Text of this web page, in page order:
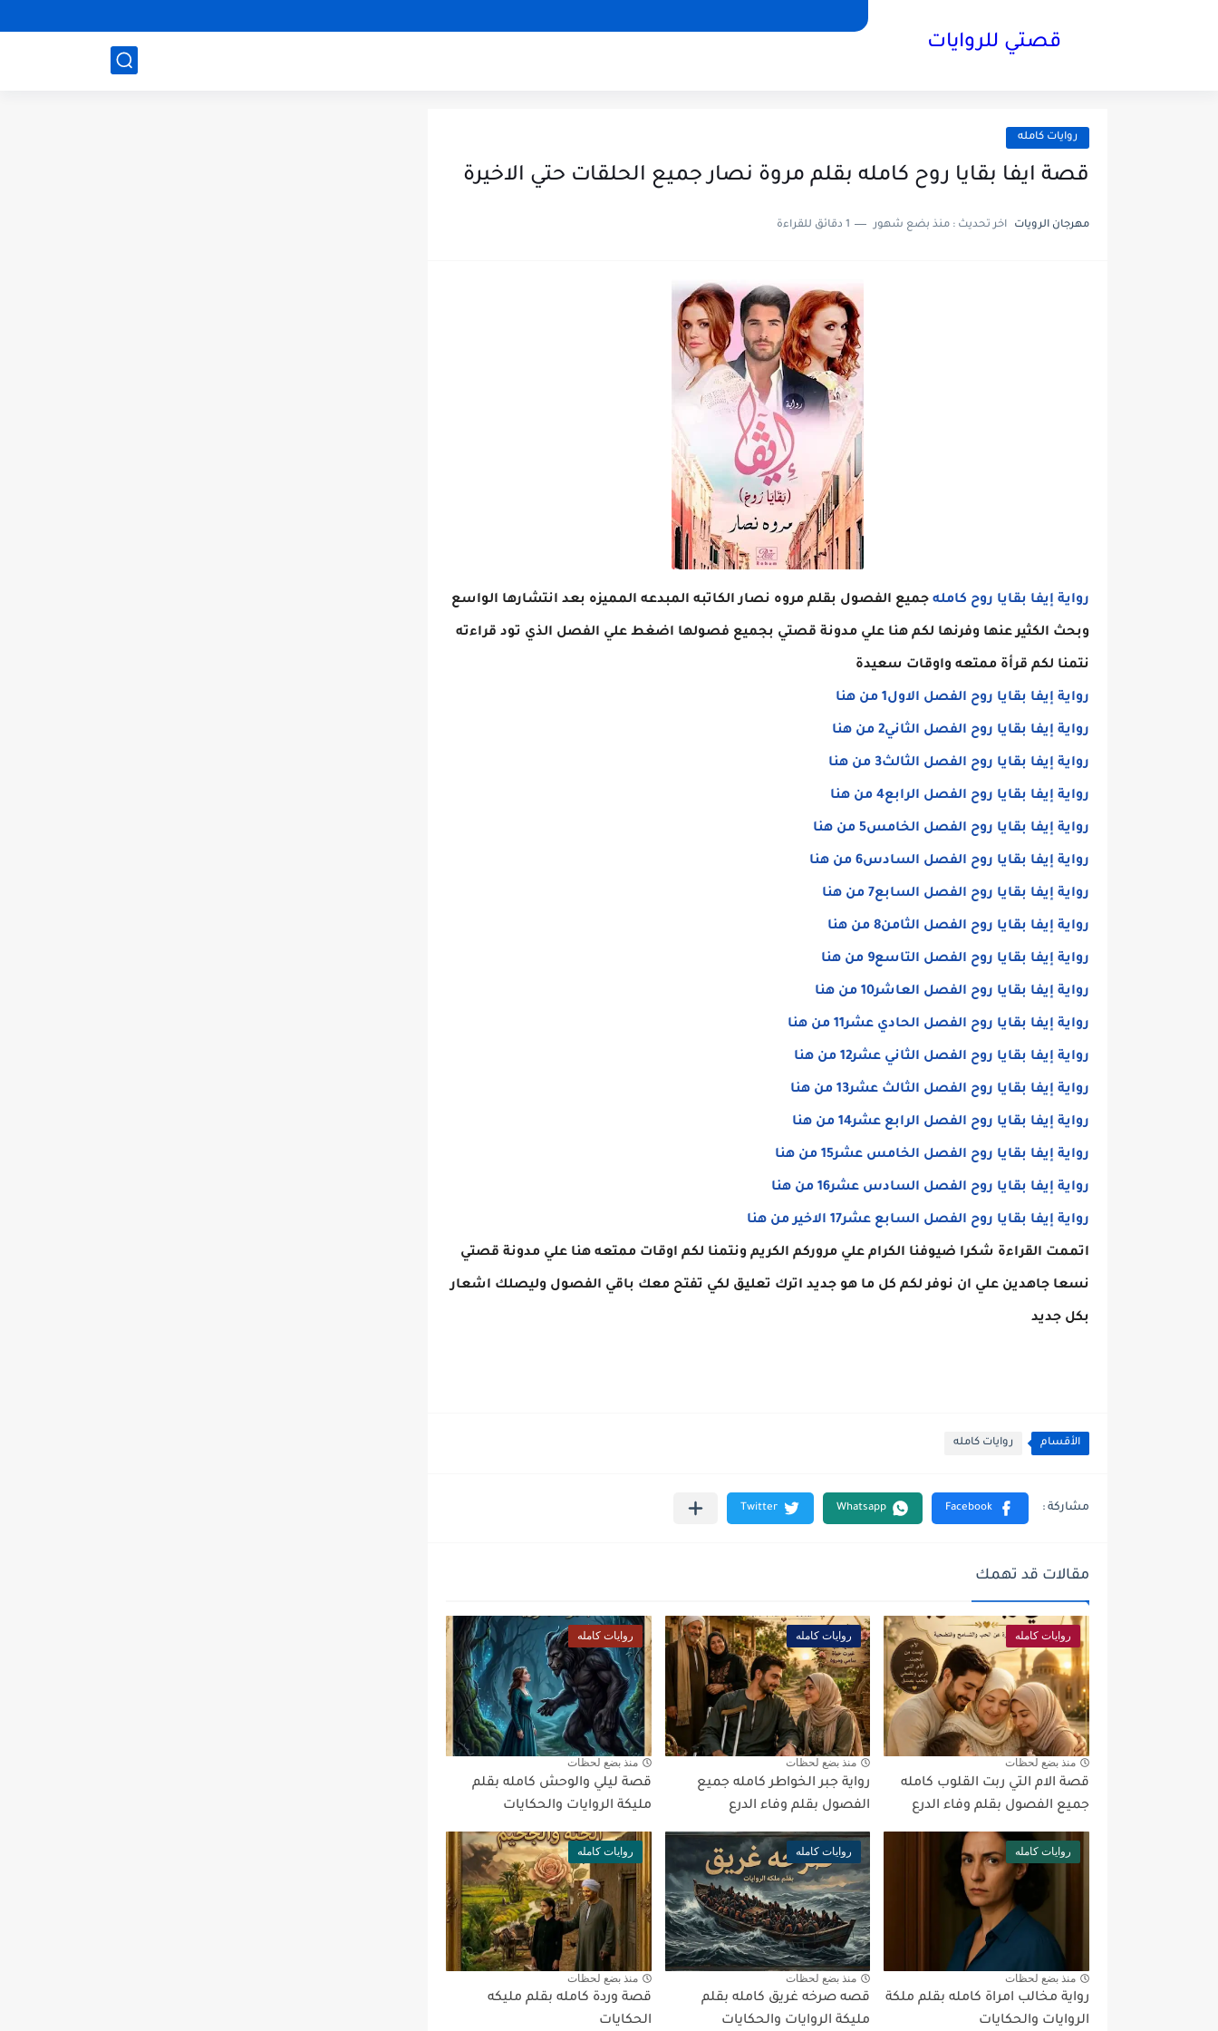
قصتي للروايات
روايات كامله
قصة ايفا بقايا روح كامله بقلم مروة نصار جميع الحلقات حتي الاخيرة
مهرجان الرويات اخر تحديث : منذ بضع شهور 1 دقائق للقراءة
رواية إيفا بقايا روح كامله جميع الفصول بقلم مروه نصار الكاتبه المبدعه المميزه بعد انتشارها الواسع
وبحث الكثير عنها وفرنها لكم هنا علي مدونة قصتي بجميع فصولها اضغط علي الفصل الذي تود قراءته
نتمنا لكم قرأة ممتعه واوقات سعيدة
رواية إيفا بقايا روح الفصل الاول1 من هنا
رواية إيفا بقايا روح الفصل الثاني2 من هنا
رواية إيفا بقايا روح الفصل الثالث3 من هنا
رواية إيفا بقايا روح الفصل الرابع4 من هنا
رواية إيفا بقايا روح الفصل الخامس5 من هنا
رواية إيفا بقايا روح الفصل السادس6 من هنا
رواية إيفا بقايا روح الفصل السابع7 من هنا
رواية إيفا بقايا روح الفصل الثامن8 من هنا
رواية إيفا بقايا روح الفصل التاسع9 من هنا
رواية إيفا بقايا روح الفصل العاشر10 من هنا
رواية إيفا بقايا روح الفصل الحادي عشر11 من هنا
رواية إيفا بقايا روح الفصل الثاني عشر12 من هنا
رواية إيفا بقايا روح الفصل الثالث عشر13 من هنا
رواية إيفا بقايا روح الفصل الرابع عشر14 من هنا
رواية إيفا بقايا روح الفصل الخامس عشر15 من هنا
رواية إيفا بقايا روح الفصل السادس عشر16 من هنا
رواية إيفا بقايا روح الفصل السابع عشر17 الاخير من هنا
اتممت القراءة شكرا ضيوفنا الكرام علي مروركم الكريم ونتمنا لكم اوقات ممتعه هنا علي مدونة قصتي
نسعا جاهدين علي ان نوفر لكم كل ما هو جديد اترك تعليق لكي تفتح معك باقي الفصول وليصلك اشعار
بكل جديد
الأقسام روايات كامله
مقالات قد تهمك
روايات كامله
منذ بضع لحظات
قصة الام التي ربت القلوب كامله
جميع الفصول بقلم وفاء الدرع
روايات كامله
منذ بضع لحظات
رواية جبر الخواطر كامله جميع
الفصول بقلم وفاء الدرع
روايات كامله
منذ بضع لحظات
قصة ليلي والوحش كامله بقلم
مليكة الروايات والحكايات
روايات كامله
منذ بضع لحظات
رواية مخالب امراة كامله بقلم ملكة
الروايات والحكايات
روايات كامله
منذ بضع لحظات
قصه صرخه غريق كامله بقلم
مليكة الروايات والحكايات
روايات كامله
منذ بضع لحظات
قصة وردة كامله بقلم مليكه
الحكايات